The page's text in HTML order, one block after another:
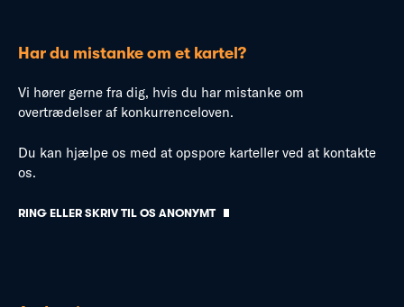
Har du mistanke om et kartel?
Vi hører gerne fra dig, hvis du har mistanke om
overtrædelser af konkurrenceloven.
Du kan hjælpe os med at opspore karteller ved at kontakte
os.
RING ELLER SKRIV TIL OS ANONYMT